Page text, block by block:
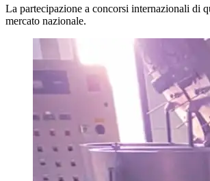
La partecipazione a concorsi internazionali di
mercato nazionale.